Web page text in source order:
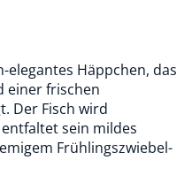
elegantes Häppchen, das
einer frischen
Der Fisch wird
sein mildes
Frühlingszwiebel-